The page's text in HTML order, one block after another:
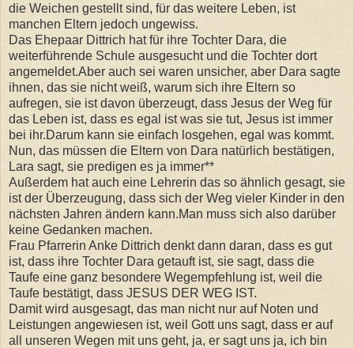
die Weichen gestellt sind, für das weitere Leben, ist
manchen Eltern jedoch ungewiss.
Das Ehepaar Dittrich hat für ihre Tochter Dara, die
weiterführende Schule ausgesucht und die Tochter dort
angemeldet.Aber auch sei waren unsicher, aber Dara sagte
ihnen, das sie nicht weiß, warum sich ihre Eltern so
aufregen, sie ist davon überzeugt, dass Jesus der Weg für
das Leben ist, dass es egal ist was sie tut, Jesus ist immer
bei ihr.Darum kann sie einfach losgehen, egal was kommt.
Nun, das müssen die Eltern von Dara natürlich bestätigen,
Lara sagt, sie predigen es ja immer**
Außerdem hat auch eine Lehrerin das so ähnlich gesagt, sie
ist der Überzeugung, dass sich der Weg vieler Kinder in den
nächsten Jahren ändern kann.Man muss sich also darüber
keine Gedanken machen.
Frau Pfarrerin Anke Dittrich denkt dann daran, dass es gut
ist, dass ihre Tochter Dara getauft ist, sie sagt, dass die
Taufe eine ganz besondere Wegempfehlung ist, weil die
Taufe bestätigt, dass JESUS DER WEG IST.
Damit wird ausgesagt, das man nicht nur auf Noten und
Leistungen angewiesen ist, weil Gott uns sagt, dass er auf
all unseren Wegen mit uns geht, ja, er sagt uns ja, ich bin